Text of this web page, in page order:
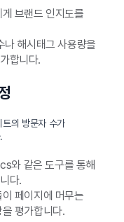
브랜드 인지도를
나 해시태그 사용량을
합니다.
의 방문자 수가
와 같은 도구를 통해
다.
페이지에 머무는
평가합니다.